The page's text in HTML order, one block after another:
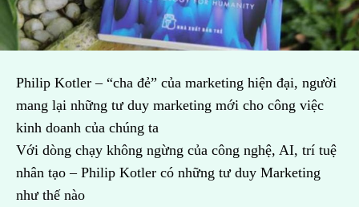
Philip Kotler – “cha đẻ” của marketing hiện đại, người
mang lại những tư duy marketing mới cho công việc
kinh doanh của chúng ta
Với dòng chạy không ngừng của công nghệ, AI, trí tuệ
nhân tạo – Philip Kotler có những tư duy Marketing
như thế nào